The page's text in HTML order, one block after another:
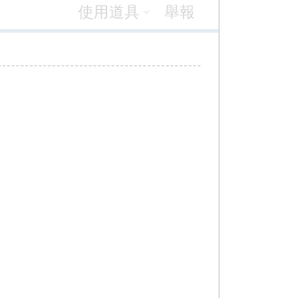
使用道具 舉報